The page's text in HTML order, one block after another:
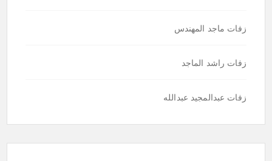
زفات ماجد المهندس
زفات راشد الماجد
زفات عبدالمجيد عبدالله